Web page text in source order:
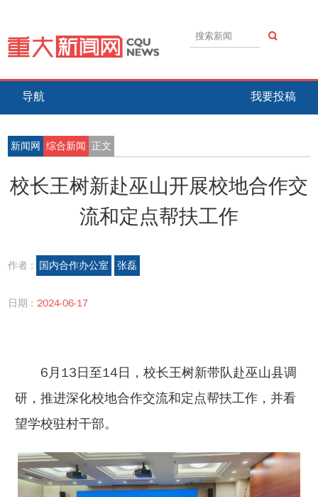
导航 我要投稿
新闻网 综合新闻 正文
校长王树新赴巫山开展校地合作交
流和定点帮扶工作
作者 : 国内合作办公室 张磊
日期 : 2024-06-17
6月13日至14日，校长王树新带队赴巫山县调
研，推进深化校地合作交流和定点帮扶工作，并看
望学校驻村干部。